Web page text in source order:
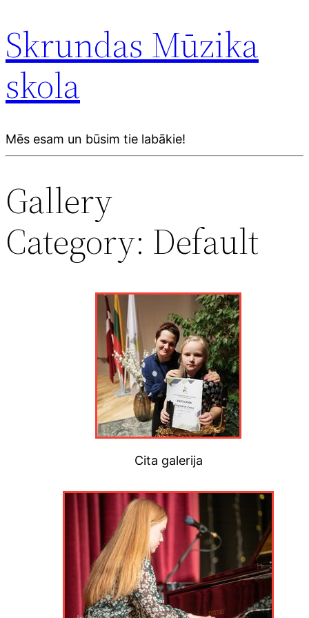
Skrundas Mūzika
skola
Mēs esam un būsim tie labākie!
Gallery
Category: Default
Cita galerija